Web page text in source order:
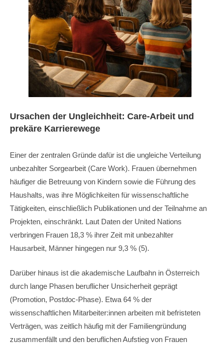
Ursachen der Ungleichheit: Care-Arbeit und
prekäre Karrierewege
Einer der zentralen Gründe dafür ist die ungleiche Verteilung
unbezahlter Sorgearbeit (Care Work). Frauen übernehmen
häufiger die Betreuung von Kindern sowie die Führung des
Haushalts, was ihre Möglichkeiten für wissenschaftliche
Tätigkeiten, einschließlich Publikationen und der Teilnahme an
Projekten, einschränkt. Laut Daten der United Nations
verbringen Frauen 18,3 % ihrer Zeit mit unbezahlter
Hausarbeit, Männer hingegen nur 9,3 % (5).
Darüber hinaus ist die akademische Laufbahn in Österreich
durch lange Phasen beruflicher Unsicherheit geprägt
(Promotion, Postdoc-Phase). Etwa 64 % der
wissenschaftlichen Mitarbeiter:innen arbeiten mit befristeten
Verträgen, was zeitlich häufig mit der Familiengründung
zusammenfällt und den beruflichen Aufstieg von Frauen